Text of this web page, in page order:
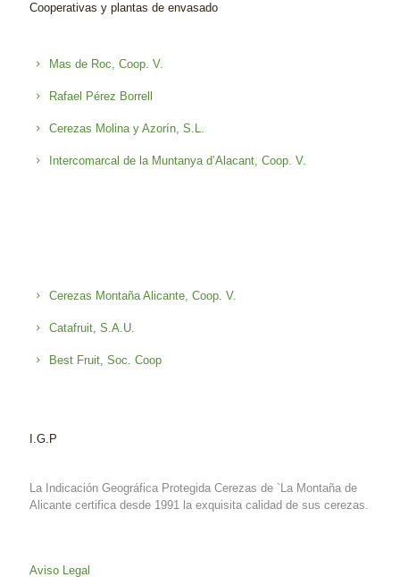
Cooperativas y plantas de envasado
Mas de Roc, Coop. V.
Rafael Pérez Borrell
Cerezas Molina y Azorín, S.L.
Intercomarcal de la Muntanya d’Alacant, Coop. V.
Cerezas Montaña Alicante, Coop. V.
Catafruit, S.A.U.
Best Fruit, Soc. Coop
I.G.P
La Indicación Geográfica Protegida Cerezas de `La Montaña de
Alicante certifica desde 1991 la exquisita calidad de sus cerezas.
Aviso Legal